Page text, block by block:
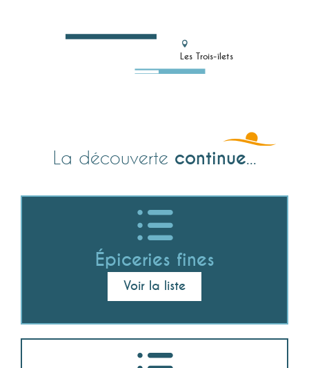
Les Trois-îlets
La découverte continue
Épiceries fines
Voir la liste